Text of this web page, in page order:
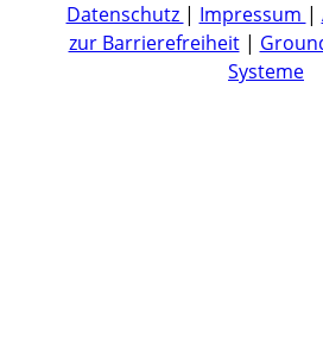
Datenschutz | Impressum |
zur Barrierefreiheit|
Systeme